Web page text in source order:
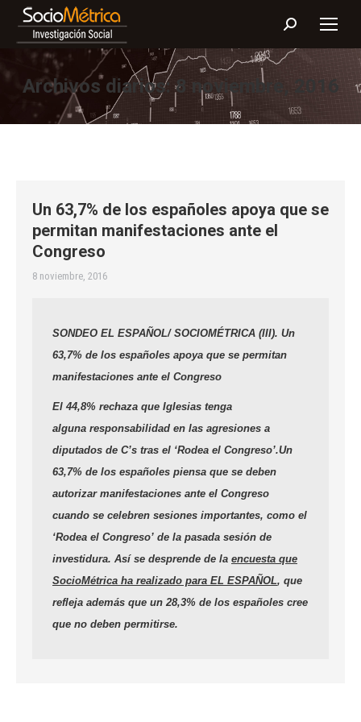
Buscar:
Archivos diarios:8 noviembre, 2016
Un 63,7% de los españoles apoya que se
permitan manifestaciones ante el
Congreso
8 noviembre, 2016
SONDEO EL ESPAÑOL/ SOCIOMÉTRICA (III). Un
63,7% de los españoles apoya que se permitan
manifestaciones ante el Congreso
El 44,8% rechaza que Iglesias tenga
alguna responsabilidad en las agresiones a
diputados de C’s tras el ‘Rodea el Congreso’.Un
63,7% de los españoles piensa que se deben
autorizar manifestaciones ante el Congreso
cuando se celebren sesiones importantes, como el
‘Rodea el Congreso’ de la pasada sesión de
investidura. Así se desprende de la encuesta que
SocioMétrica ha realizado para EL ESPAÑOL, que
refleja además que un 28,3% de los españoles cree
que no deben permitirse.